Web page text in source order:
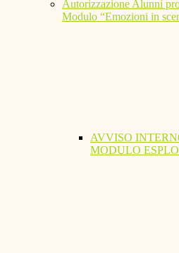
Autorizzazione Alunni
Modulo “Emozioni in
AVVISO
MODULO